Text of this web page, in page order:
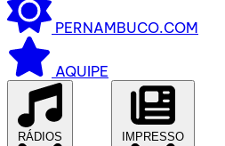
PERNAMBUCO.COM
AQUIPE
RÁDIOS IMPRESSO